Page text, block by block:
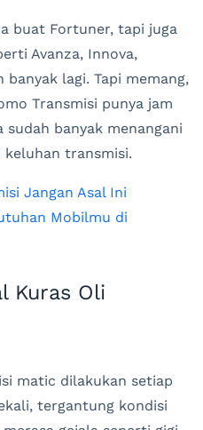
buat Fortuner, tapi juga
Avanza, Innova,
lagi. Tapi memang,
Transmisi punya jam
banyak menangani
keluhan transmisi.
Jangan Asal Ini
Mobilmu di
Kuras Oli
matic dilakukan setiap
tergantung kondisi